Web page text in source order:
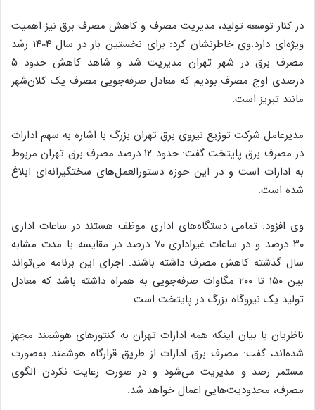
در کنار توسعه تولید، مدیریت مصرف و کاهش مصرف برق نیز اهمیت
ویژه‌ای دارد.‌وی خاطرنشان کرد: برای نخستین بار در سال ۱۴۰۴ رشد
مصرف برق در شهر تهران مدیریت شد و شاهد کاهش حدود ۵
درصدی اوج مصرف بودیم که معادل صرفه‌جویی مصرف یک کلان‌شهر
مانند تبریز است.‌
مدیرعامل شرکت توزیع نیروی برق تهران بزرگ با اشاره به سهم ادارات
در مصرف برق پایتخت گفت: حدود ۱۲ درصد مصرف برق تهران مربوط
به ادارات است و در این حوزه دستورالعمل‌های سختگیرانه‌ای ابلاغ
شده است.‌
وی افزود: تمامی دستگاه‌های اداری موظف هستند در ساعات اداری
۳۰ درصد و در ساعات غیراداری ۷۰ درصد در مقایسه با مدت مشابه
سال گذشته کاهش مصرف داشته باشند. اجرای این برنامه می‌تواند
بین ۱۵۰ تا ۲۰۰ مگاوات صرفه‌جویی به همراه داشته باشد که معادل
تولید یک نیروگاه بزرگ در پایتخت است.‌
ناظریان با بیان اینکه همه ادارات تهران به کنتورهای هوشمند مجهز
شده‌اند، گفت: مصرف برق ادارات از طریق قرارگاه هوشمند به‌صورت
مستمر رصد و مدیریت می‌شود و در صورت رعایت نکردن الگوی
مصرف، محدودیت‌هایی اعمال خواهد شد.